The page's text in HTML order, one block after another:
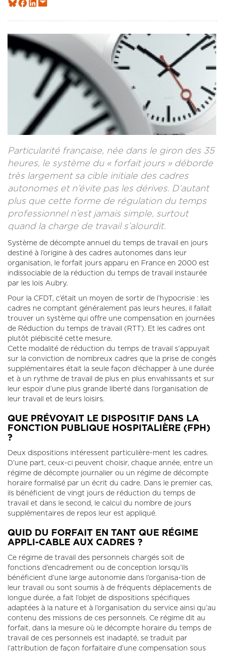
LA REVUE CADRES
LE CREFAC
L’OBSERVATOIRE DES CADRES
Particularité française, née dans le giron des 35
heures, le système du « forfait jours » déborde
très largement sa cible initiale des cadres
autonomes et n’évite pas les dérives. D’autant
plus que cette forme de régulation du temps
professionnel n’est jamais simple, surtout
quand la charge de travail s’alourdit.
Système de décompte annuel du temps de travail en jours
destiné à l’origine à des cadres autonomes dans leur
organisation, le forfait jours apparu en France en 2000 est
indissociable de la réduction du temps de travail instaurée
par les lois Aubry.
Pour la CFDT, c’était un moyen de sortir de l’hypocrisie : les
cadres ne comptant généralement pas leurs heures, il fallait
trouver un système qui offre une compensation en journées
de Réduction du temps de travail (RTT). Et les cadres ont
plutôt plébiscité cette mesure.
Cette modalité de réduction du temps de travail s’appuyait
sur la conviction de nombreux cadres que la prise de congés
supplémentaires était la seule façon d’échapper à une durée
et à un rythme de travail de plus en plus envahissants et sur
leur espoir d’une plus grande liberté dans l’organisation de
leur travail et de leurs loisirs.
QUE PRÉVOYAIT LE DISPOSITIF DANS LA
FONCTION PUBLIQUE HOSPITALIÈRE (FPH)
?
Deux dispositions intéressent particulière-ment les cadres.
D’une part, ceux-ci peuvent choisir, chaque année, entre un
régime de décompte journalier ou un régime de décompte
horaire formalisé par un écrit du cadre. Dans le premier cas,
ils bénéficient de vingt jours de réduction du temps de
travail et dans le second, le calcul du nombre de jours
supplémentaires de repos leur est appliqué.
QUID DU FORFAIT EN TANT QUE RÉGIME
APPLI-CABLE AUX CADRES ?
Ce régime de travail des personnels chargés soit de
fonctions d’encadrement ou de conception lorsqu’ils
bénéficient d’une large autonomie dans l’organisa-tion de
leur travail ou sont soumis à de fréquents déplacements de
longue durée, a fait l’objet de dispositions spécifiques
adaptées à la nature et à l’organisation du service ainsi qu’au
contenu des missions de ces personnels. Ce régime dit au
forfait, dans la mesure où le décompte horaire du temps de
travail de ces personnels est inadapté, se traduit par
l’attribution de façon forfaitaire d’une compensation sous